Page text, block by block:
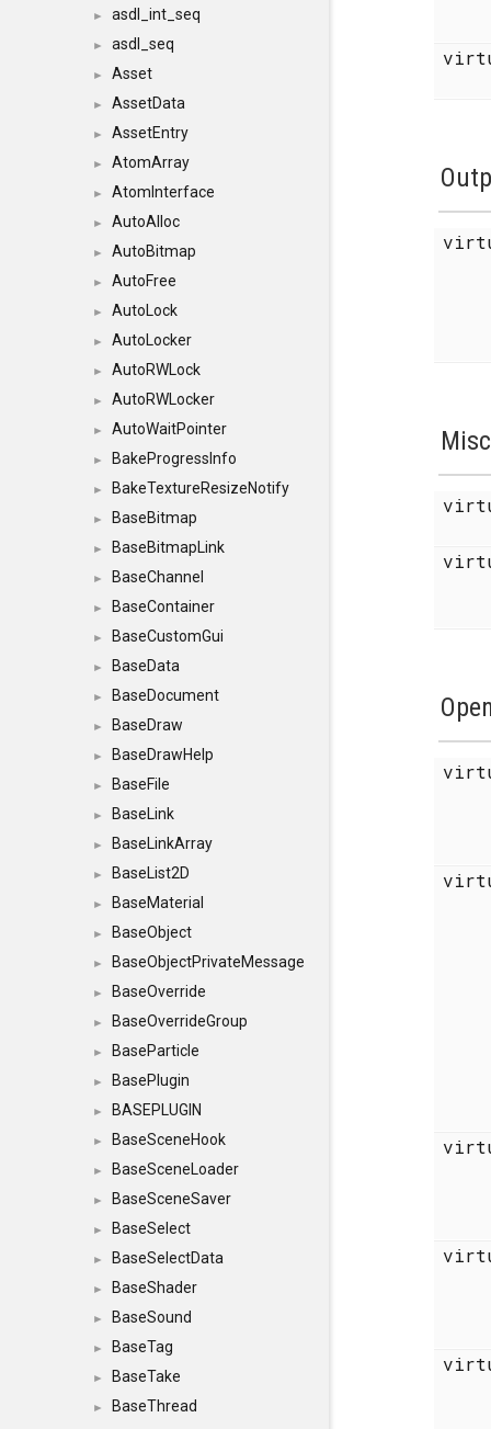
► asdl_int_seq
► asdl_seq
► Asset
► AssetData
► AssetEntry
► AtomArray
► AtomInterface
► AutoAlloc
► AutoBitmap
► AutoFree
► AutoLock
► AutoLocker
► AutoRWLock
► AutoRWLocker
► AutoWaitPointer
► BakeProgressInfo
► BakeTextureResizeNotify
► BaseBitmap
► BaseBitmapLink
► BaseChannel
► BaseContainer
► BaseCustomGui
► BaseData
► BaseDocument
► BaseDraw
► BaseDrawHelp
► BaseFile
► BaseLink
► BaseLinkArray
► BaseList2D
► BaseMaterial
► BaseObject
► BaseObjectPrivateMessage
► BaseOverride
► BaseOverrideGroup
► BaseParticle
► BasePlugin
► BASEPLUGIN
► BaseSceneHook
► BaseSceneLoader
► BaseSceneSaver
► BaseSelect
► BaseSelectData
► BaseShader
► BaseSound
► BaseTag
► BaseTake
►
BaseThread